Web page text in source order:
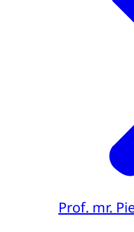
Prof. mr.